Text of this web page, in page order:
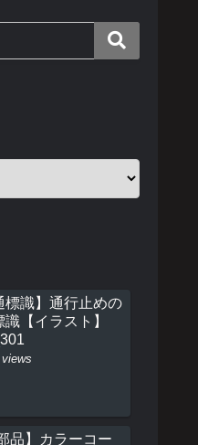
標識】通行止めの
識【イラスト】
品】カラーコー